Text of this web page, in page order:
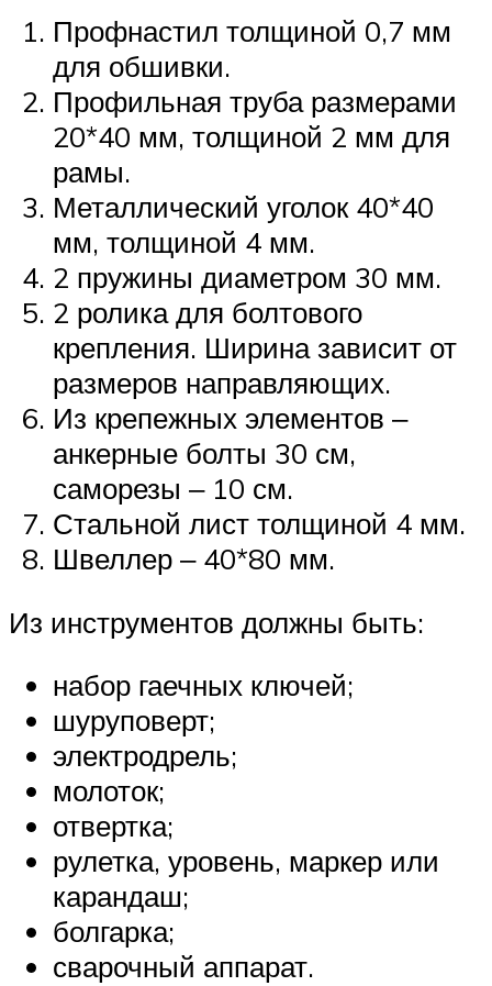
Профнастил толщиной 0,7 мм
для обшивки.
Профильная труба размерами
20*40 мм, толщиной 2 мм для
рамы.
Металлический уголок 40*40
мм, толщиной 4 мм.
2 пружины диаметром 30 мм.
2 ролика для болтового
крепления. Ширина зависит от
размеров направляющих.
Из крепежных элементов ‒
анкерные болты 30 см,
саморезы ‒ 10 см.
Стальной лист толщиной 4 мм.
Швеллер ‒ 40*80 мм.
Из инструментов должны быть:
набор гаечных ключей;
шуруповерт;
электродрель;
молоток;
отвертка;
рулетка, уровень, маркер или
карандаш;
болгарка;
сварочный аппарат.